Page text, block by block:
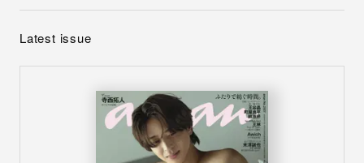
Latest issue